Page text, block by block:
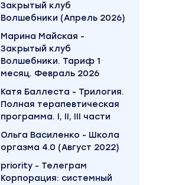
Закрытый клуб
Волшебники (Апрель 2026)
Марина Майская -
Закрытый клуб
Волшебники. Тариф 1
месяц. Февраль 2026
Катя Баллеста - Трилогия.
Полная терапевтическая
программа. I, II, III части
Ольга Василенко - Школа
оргазма 4.0 (Август 2022)
priority - Телеграм
Корпорация: системный